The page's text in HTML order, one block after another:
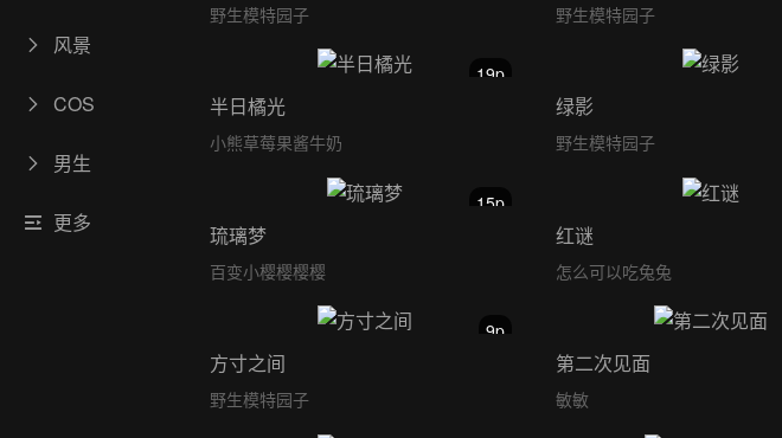
风景
COS
男生
更多
野生模特园子 野生模特园子
19p
半日橘光
小熊草莓果酱牛奶
绿影
野生模特园子
15p
琉璃梦
百变小樱樱樱樱
红谜
怎么可以吃兔兔
9p
方寸之间
野生模特园子
第二次见面
敏敏